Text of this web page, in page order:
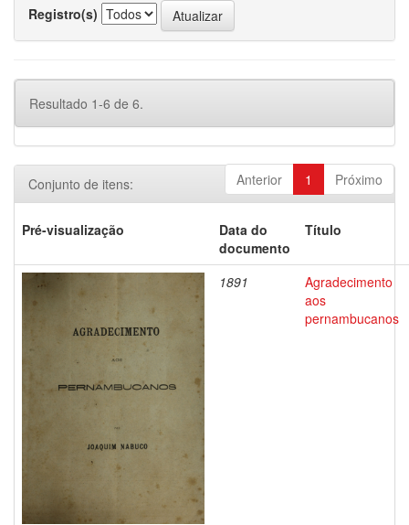
Registro(s)
Resultado 1-6 de 6.
Anterior 1 Próximo
Conjunto de itens:
Pré-visualização
Data do
documento
Título
1891
Agradecimento
aos
pernambucanos